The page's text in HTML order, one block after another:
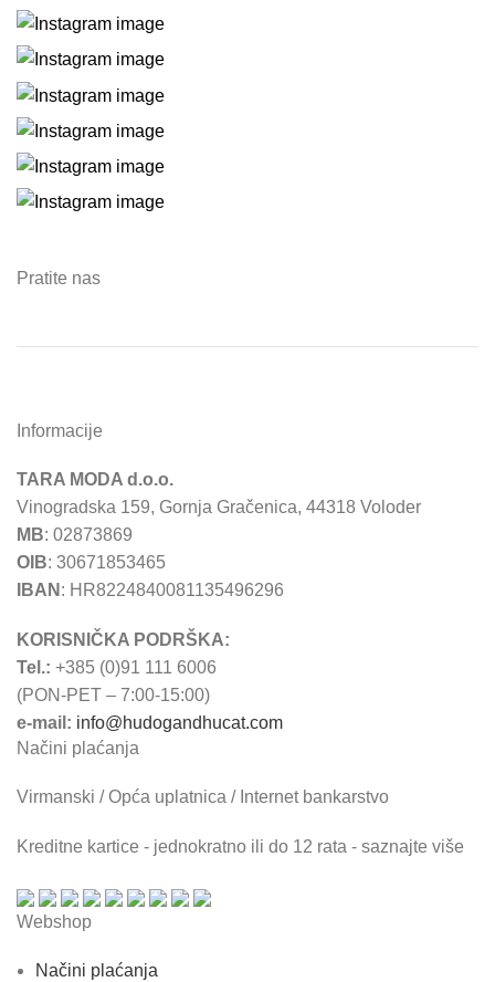
Pratite nas
Informacije
TARA MODA d.o.o.
Vinogradska 159, Gornja Gračenica, 44318 Voloder
MB: 02873869
OIB: 30671853465
IBAN : HR8224840081135496296
KORISNIČKA PODRŠKA:
Tel.: +385 (0)91 111 6006
(PON-PET – 7:00-15:00)
e-mail: info@hudogandhucat.com
Načini plaćanja
Virmanski / Opća uplatnica / Internet bankarstvo
Kreditne kartice - jednokratno ili do 12 rata - saznajte više
Webshop
Načini plaćanja